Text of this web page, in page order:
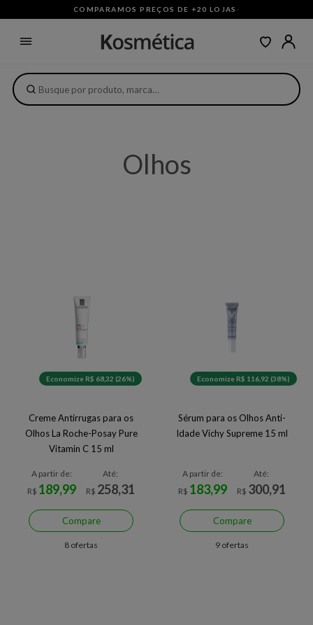
COMPARAMOS PREÇOS DE +20 LOJAS ·
Olhos
Economize R$ 68,32 (26%)
Creme Antirrugas para os
Olhos La Roche-Posay Pure
Vitamin C 15 ml
A partir de:
R$ 189,99
Até:
R$ 258,31
Compare
8 ofertas
Economize R$ 116,92 (38%)
Sérum para os Olhos Anti-
Idade Vichy Supreme 15 ml
A partir de:
R$ 183,99
Até:
R$ 300,91
Compare
9 ofertas